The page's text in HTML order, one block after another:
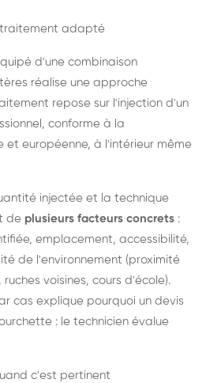
traitement adapté
d'une combinaison
réalise une approche
repose sur l'injection d'un
conforme à la
et européenne, à l'intérieur même
injectée et la technique
de plusieurs facteurs concrets :
emplacement, accessibilité,
de l'environnement (proximité
voisines, cours d'école).
cas explique pourquoi un devis
: le technicien évalue
c'est pertinent